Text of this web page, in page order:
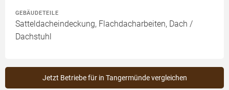
GEBÄUDETEILE
Satteldacheindeckung, Flachdacharbeiten, Dach /
Dachstuhl
Jetzt Betriebe für in Tangermünde vergleichen